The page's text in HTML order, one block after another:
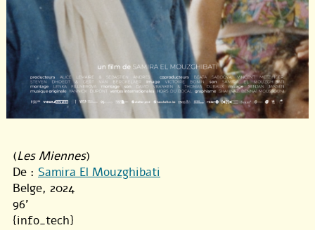
(Les Miennes)
De : Samira El Mouzghibati
Belge, 2024
96'
{info_tech}